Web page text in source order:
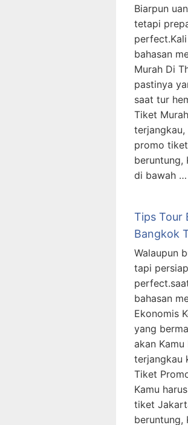
Biarpun
tetapi
bahasan
Murah Di
pastinya
saat tur
Tiket
terjangkau,
promo
beruntung,
di bawah …
Tips Tour
Bangkok
Walaupun
tapi
bahasan
Ekonomis
yang
akan
terjangkau
Tiket
Kamu
tiket
beruntung,